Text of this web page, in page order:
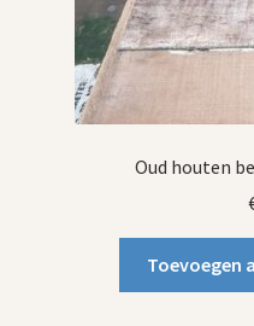
Oud houten
Toevoegen